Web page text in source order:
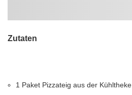
Zutaten
1 Paket Pizzateig aus der Kühltheke